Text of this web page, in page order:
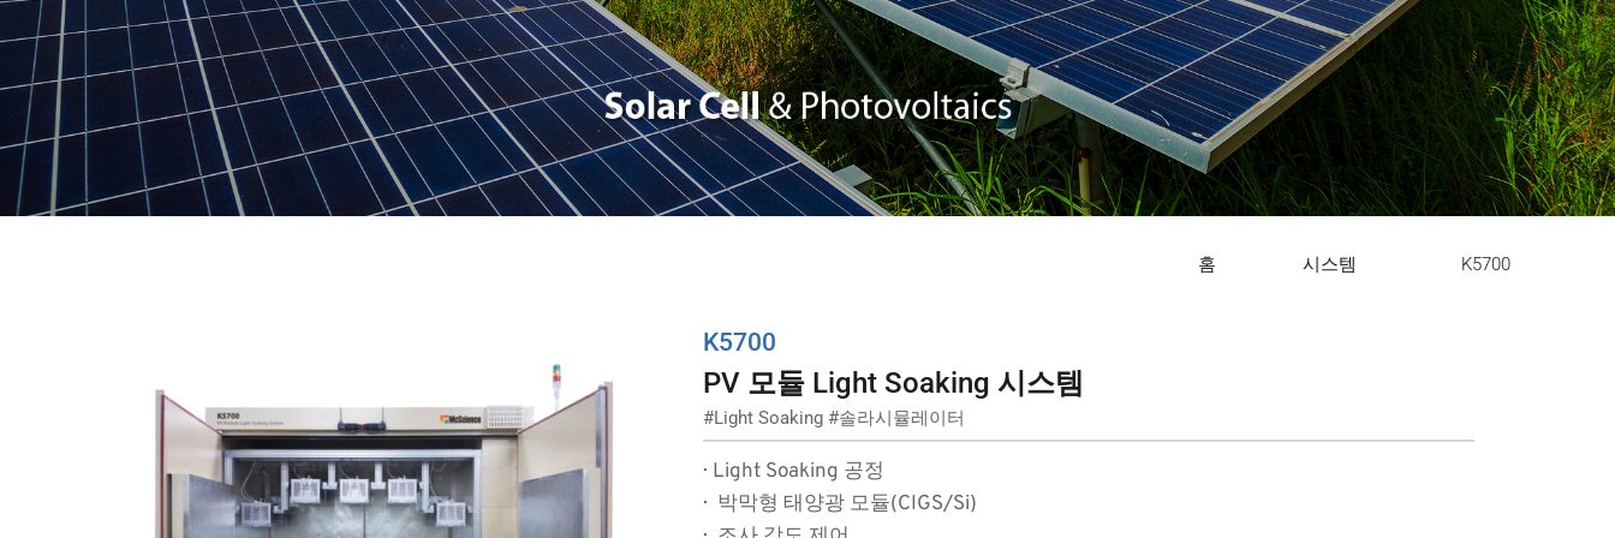
홈 시스템 K5700
K5700
PV 모듈 Light Soaking 시스템
#Light Soaking #솔라시뮬레이터
·  Light Soaking 공정
·  박막형 태양광 모듈(CIGS/Si)